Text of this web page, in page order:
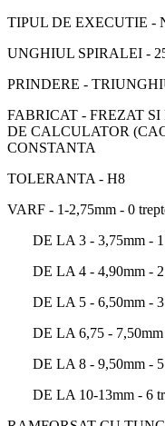
TIPUL DE EXECUTIE -
UNGHIUL SPIRALEI -
PRINDERE -
FABRICAT - FREZAT
DE CALCULATOR
CONSTANTA
TOLERANTA - H8
VARF - 1-2,75mm - 0
DE LA 3 - 3,75mm - 1
DE LA 4 - 4,90mm - 2
DE LA 5 - 6,50mm - 3
DE LA 6,75 - 7,50mm
DE LA 8 - 9,50mm - 5
DE LA 10-13mm - 6